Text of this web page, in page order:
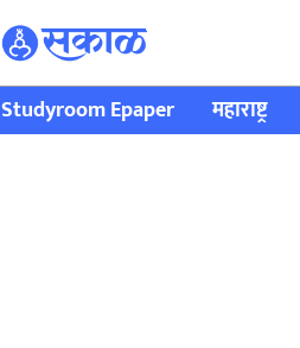
Studyroom Epaper महाराष्ट्र